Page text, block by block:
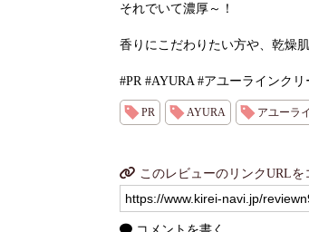
それでいて濃厚～！
香りにこだわりたい方や、乾燥
#PR #AYURA #アユーラインク
PR AYURA アユーラ
このレビューのリンクURLを